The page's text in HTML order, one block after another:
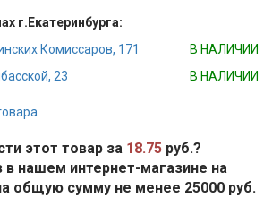
г.Екатеринбурга:
Комиссаров, 171
В НАЛИЧИИ
23
В НАЛИЧИИ
этот товар за 18.75 руб.?
нашем интернет-магазине на
общую сумму не менее 25000 руб.